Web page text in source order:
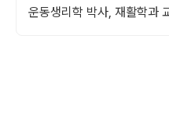
운동생리학 박사, 재활학과